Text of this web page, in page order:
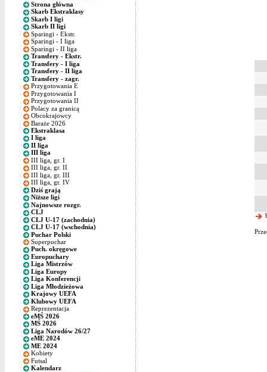
Strona główna
Skarb Ekstraklasy
Skarb I ligi
Skarb II ligi
Sparingi - Ekstr.
Sparingi - I liga
Sparingi - II liga
Transfery - Ekstr.
Transfery - I liga
Transfery - II liga
Transfery - zagr.
Przygotowania E
Przygotowania I
Przygotowania II
Polacy za granicą
Obcokrajowcy
Baraże 2026
Ekstraklasa
I liga
II liga
III liga
III liga, gr. I
III liga, gr. II
III liga, gr. III
III liga, gr. IV
Dziś grają
Niższe ligi
Najnowsze rozgr.
CLJ
CLJ U-17 (zachodnia)
CLJ U-17 (wschodnia)
Puchar Polski
Superpuchar
Puch. okręgowe
Europuchary
Liga Mistrzów
Liga Europy
Liga Konferencji
Liga Młodzieżowa
Krajowy UEFA
Klubowy UEFA
Reprezentacja
eMŚ 2026
MŚ 2026
Liga Narodów 26/27
eME 2024
ME 2024
Kobiety
Futsal
Kalendarz